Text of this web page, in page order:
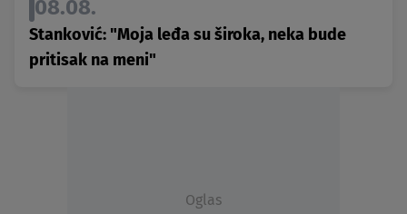
08.08.
Stanković: "Moja leđa su široka, neka bude
pritisak na meni"
Oglas